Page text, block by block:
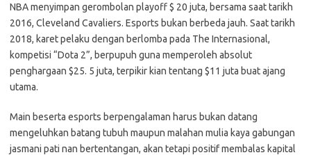
NBA menyimpan gerombolan playoff $ 20 juta, bersama saat tarikh
2016, Cleveland Cavaliers. Esports bukan berbeda jauh. Saat tarikh
2018, karet pelaku dengan berlomba pada The Internasional,
kompetisi “Dota 2”, berpupuh guna memperoleh absolut
penghargaan $25. 5 juta, terpikir kian tentang $11 juta buat ajang
utama.
Main beserta esports berpengalaman harus bukan datang
mengeluhkan batang tubuh maupun malahan mulia kaya gabungan
jasmani pati nan bertentangan, akan tetapi positif membalas kapital